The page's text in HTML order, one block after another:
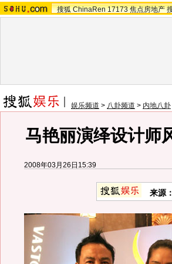
搜狐 ChinaRen 17173 焦点房地产
娱乐频道 > 八卦频道 > 内地八卦
马艳丽演绎设计师
2008年03月26日15:39
来源